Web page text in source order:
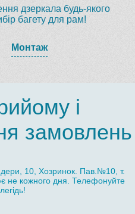
дзеркала будь-якого
багету для рам!
Монтаж
і
замовлень
10, Хозринок. Пав.№10, т.
не кожного дня. Телефонуйте